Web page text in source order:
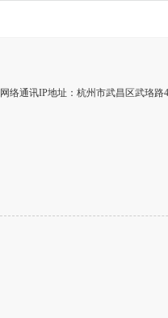
网络通讯IP地址：杭州市武昌区武珞